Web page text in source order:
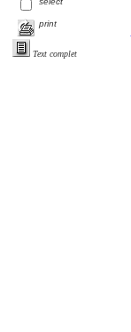
print
Text complet